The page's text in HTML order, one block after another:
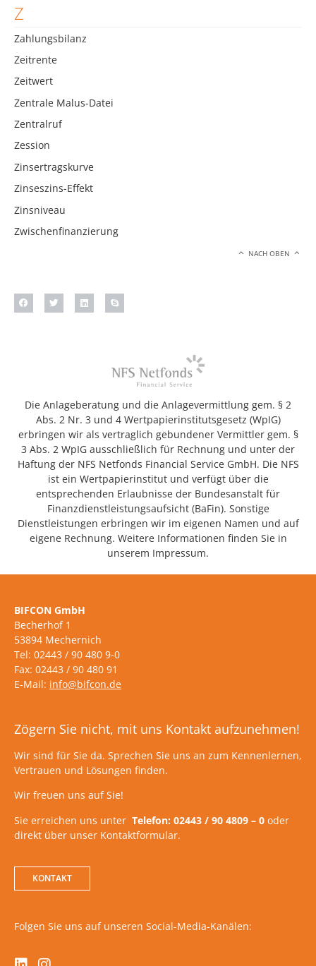
Z
Zahlungsbilanz
Zeitrente
Zeitwert
Zentrale Malus-Datei
Zentralruf
Zession
Zinsertragskurve
Zinseszins-Effekt
Zinsniveau
Zwischenfinanzierung
NACH OBEN
Die Anlageberatung und die Anlagevermittlung gem. § 2
Abs. 2 Nr. 3 und 4 Wertpapierinstitutsgesetz (WpIG)
erbringen wir als vertraglich gebundener Vermittler gem. §
3 Abs. 2 WpIG ausschließlich für Rechnung und unter der
Haftung der NFS Netfonds Financial Service GmbH. Die NFS
ist ein Wertpapierinstitut und verfügt über die
entsprechenden Erlaubnisse der Bundesanstalt für
Finanzdienstleistungsaufsicht (BaFin). Sonstige
Dienstleistungen erbringen wir im eigenen Namen und auf
eigene Rechnung. Weitere Informationen finden Sie in
unserem Impressum.
BIFCON GmbH
Becherhof 1
53894 Mechernich
Tel: 02443 / 90 480 9-0
Fax: 02443 / 90 480 91
E-Mail: info@bifcon.de
Zögern Sie nicht, mit uns Kontakt aufzunehmen!
Wir sind für Sie da. Sprechen Sie uns an zum Kennenlernen,
Vertrauen und Lösungen finden.
Wir freuen uns auf Sie!
Sie erreichen uns unter Telefon: 02443 / 90 4809 – 0 oder
direkt über unser Kontaktformular.
KONTAKT
Folgen Sie uns auf unseren Social-Media-Kanälen: